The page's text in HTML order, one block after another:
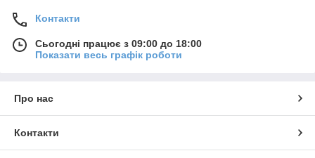
Контакти
Сьогодні працює з 09:00 до 18:00
Показати весь графік роботи
Про нас
Контакти